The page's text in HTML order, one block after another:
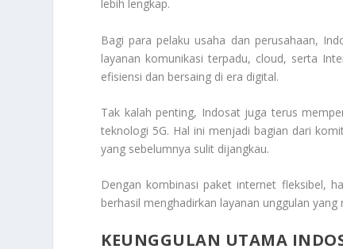
lebih lengkap.
Bagi para pelaku usaha dan perusahaan,
layanan komunikasi terpadu, cloud, serta
efisiensi dan bersaing di era digital.
Tak kalah penting, Indosat juga terus
teknologi 5G. Hal ini menjadi bagian dari
yang sebelumnya sulit dijangkau.
Dengan kombinasi paket internet fleksibel,
berhasil menghadirkan layanan unggulan
KEUNGGULAN UTAMA